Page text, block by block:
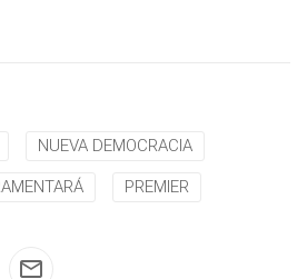
NUEVA DEMOCRACIA
PREMIER